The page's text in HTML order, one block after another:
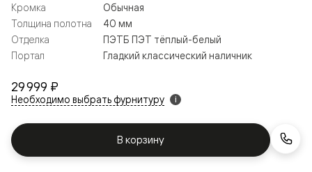
29 999 ₽
Необходимо выбрать фурнитуру i
В корзину
Кромка
Обычная
Толщина полотна
40 мм
Отделка
ПЭТБ ПЭТ тёплый-белый
Портал
Гладкий классический наличник